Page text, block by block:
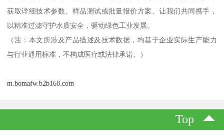
获取详细技术参数、样品测试或批量报价方案。让我们共同携手，
以精准过滤守护水质安全，驱动绿色工业发展。
（注：本文所涉及产品描述及技术数据，均基于企业实际生产能力
与行业通用标准，不构成医疗或法律承诺。）
m.bomafw.b2b168.com
Top